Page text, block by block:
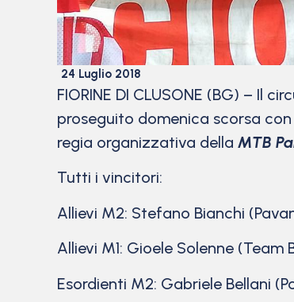
24 Luglio 2018
FIORINE DI CLUSONE (BG) – Il
proseguito domenica scorsa
regia organizzativa della MTB
Tutti i vincitori:
Allievi M2: Stefano Bianchi
Allievi M1: Gioele Solenne (Team
Esordienti M2: Gabriele Bellani